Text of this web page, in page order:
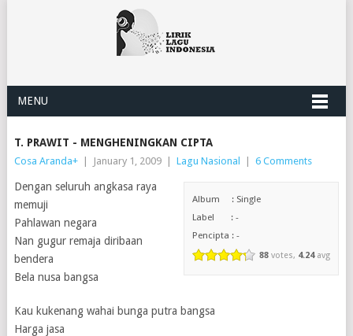
MENU
T. PRAWIT - MENGHENINGKAN CIPTA
Cosa Aranda+ January 1, 2009 Lagu Nasional 6 Comments
Album : Single
Label : -
Pencipta : -
88 votes, 4.24avg
Dengan seluruh angkasa raya
memuji
Pahlawan negara
Nan gugur remaja diribaan
bendera
Bela nusa bangsa
Kau kukenang wahai bunga putra bangsa
Harga jasa